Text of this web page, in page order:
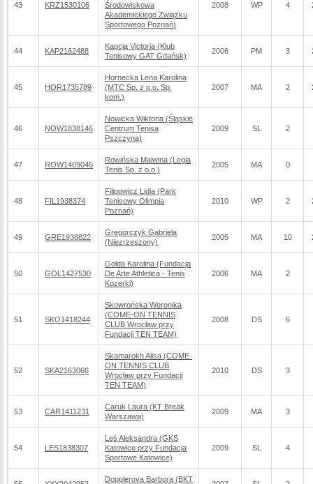
43 KRZ1530106
Środowiskowa
Akademickiego Związku
Sportowego Poznań)
2008 WP 4
44 KAP2162488
Kapcia Victoria (Klub
Tenisowy GAT Gdańsk)
2006 PM 3
45 HOR1735789
Hornecka Lena Karolina
(MTC Sp. z o.o. Sp.
kom.)
2007 MA 2
46 NOW1838146
Nowicka Wiktoria (Śląskie
Centrum Tenisa
Pszczyna)
2009 SL 2
47 ROW1409046
Rowińska Malwina (Legia
Tenis Sp. z o.o.)
2005 MA 0
48 FIL1938374
Filipowicz Lidia (Park
Tenisowy Olimpia
Poznań)
2010 WP 2
49 GRE1938822
Gregorczyk Gabriela
(Niezrzeszony)
2005 MA 10
50 GOL1427530
Gołda Karolina (Fundacja
De Arte Athletica - Tenis
Kozerki)
2006 MA 2
51 SKO1418244
Skowrońska Weronika
(COME-ON TENNIS
CLUB Wrocław przy
Fundacji TEN TEAM)
2008 DS 6
52 SKA2163066
Skamarokh Alisa (COME-
ON TENNIS CLUB
Wrocław przy Fundacji
TEN TEAM)
2010 DS 3
53 CAR1411231
Caruk Laura (KT Break
Warszawa)
2009 MA 3
54 LES1838307
Leś Aleksandra (GKS
Katowice przy Fundacja
Sportowe Katowice)
2009 SL 4
Dopplerova Barbora (BKT